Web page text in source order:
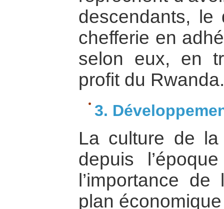
descendants, le
chefferie en
selon eux, en
profit du Rwanda.
3.
La culture de
depuis
l’importance
plan